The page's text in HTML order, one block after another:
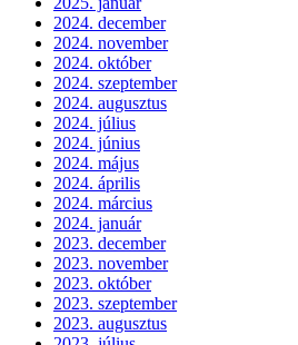
2024. december
2024. november
2024. október
2024. szeptember
2024. augusztus
2024. július
2024. június
2024. május
2024. április
2024. március
2024. január
2023. december
2023. november
2023. október
2023. szeptember
2023. augusztus